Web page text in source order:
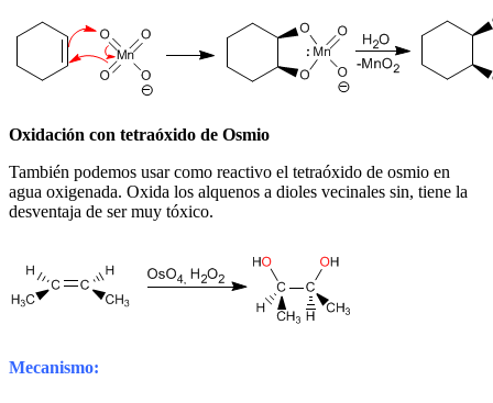
Oxidación con tetraóxido de Osmio
También podemos usar como reactivo el tetraóxido de osmio en
agua oxigenada. Oxida los alquenos a dioles vecinales sin, tiene la
desventaja de ser muy tóxico.
Mecanismo: